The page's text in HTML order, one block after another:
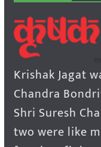
Krishak Jagat
Chandra
Shri Suresh
two were like